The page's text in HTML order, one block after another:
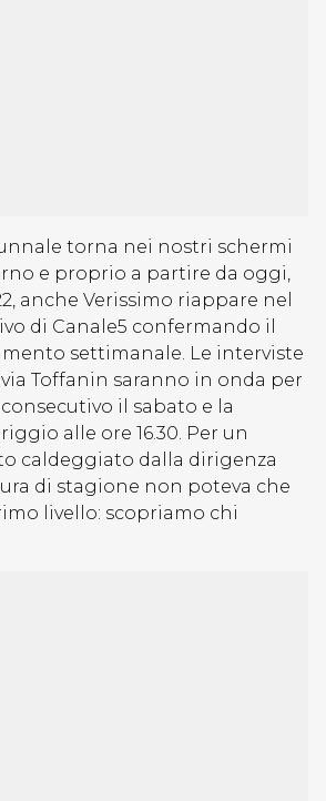
torna nei nostri schermi
e proprio a partire da oggi,
anche Verissimo riappare nel
di Canale5 confermando il
settimanale. Le interviste
Toffanin saranno in onda per
il sabato e la
alle ore 16.30. Per un
caldeggiato dalla dirigenza
di stagione non poteva che
livello: scopriamo chi